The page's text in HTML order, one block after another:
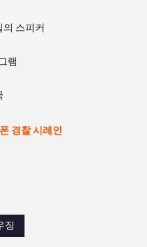
의 스피커
램
경찰 시레인
징